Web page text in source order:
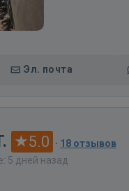
Эл. почта
5.0 · 18 отзывов
5 дней назад